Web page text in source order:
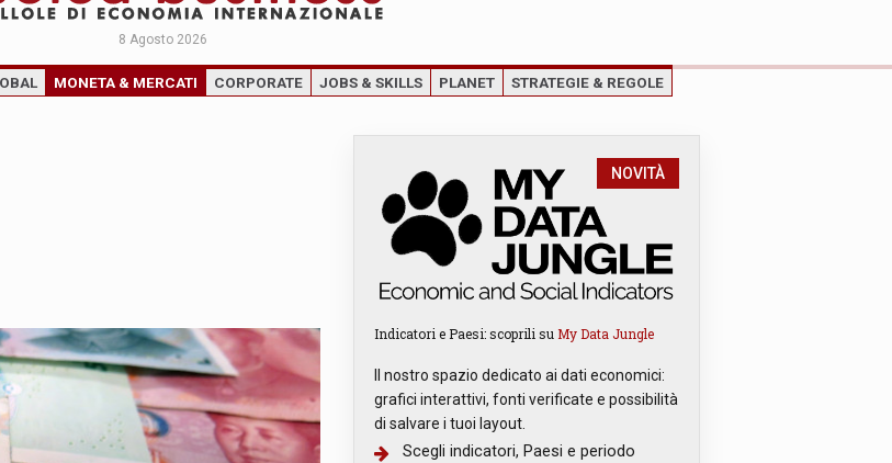
8 Agosto 2026
MONETA & MERCATI CORPORATE JOBS & SKILLS PLANET STRATEGIE & REGOLE
NOVITÀ
Indicatori e Paesi: scoprili su My Data Jungle
Il nostro spazio dedicato ai dati economici:
grafici interattivi, fonti verificate e possibilità
di salvare i tuoi layout.
Scegli indicatori, Paesi e periodo